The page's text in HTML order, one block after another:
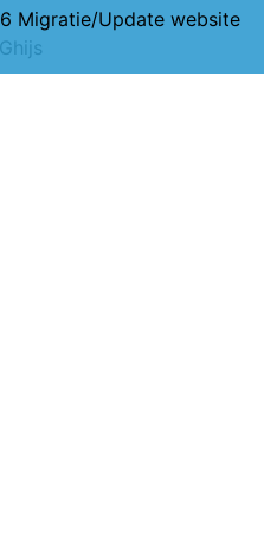
Migratie/Update website